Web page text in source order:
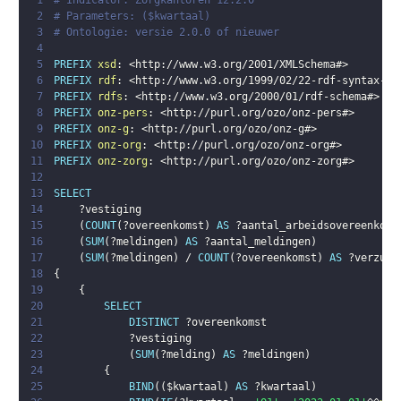
2
# Parameters: ($kwartaal)
3
# Ontologie: versie 2.0.0 of nieuwer
4
5
PREFIX xsd : <http://www.w3.org/2001/XMLSchema#>
6
PREFIX rdf: <http://www.w3.org/1999/02/22-rdf-syntax-
7
PREFIX rdfs : <http://www.w3.org/2000/01/rdf-schema#>
8
PREFIX onz-pers : <http://purl.org/ozo/onz-pers#>
9
PREFIX onz-g : <http://purl.org/ozo/onz-g#>
10
PREFIX onz-org : <http://purl.org/ozo/onz-org#>
11
PREFIX onz-zorg : <http://purl.org/ozo/onz-zorg#>
12
13
SELECT
14
?vestiging
15
(COUNT( ?overeenkomst ) AS
16
(SUM ( ?meldingen) AS ?aantal_meldingen)
17
(SUM ( ?meldingen) / COUNT( ?overeenkomst ) AS
18
{
19
{
20
SELECT
21
DISTINCT ?overeenkomst
22
?vestiging
23
(SUM ( ?melding ) AS ?meldingen)
24
{
25
BIND( ( $kwartaal ) AS ?kwartaal )